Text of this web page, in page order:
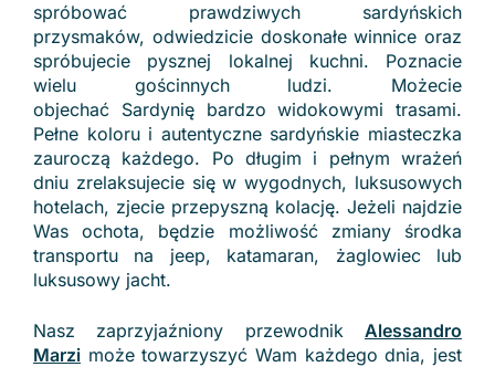
spróbować prawdziwych sardyńskich
przysmaków, odwiedzicie doskonałe winnice oraz
spróbujecie pysznej lokalnej kuchni. Poznacie
wielu gościnnych ludzi. Możecie
objechać Sardynię bardzo widokowymi trasami.
Pełne koloru i autentyczne sardyńskie miasteczka
zauroczą każdego. Po długim i pełnym wrażeń
dniu zrelaksujecie się w wygodnych, luksusowych
hotelach, zjecie przepyszną kolację. Jeżeli najdzie
Was ochota, będzie możliwość zmiany środka
transportu na jeep, katamaran, żaglowiec lub
luksusowy jacht.
Nasz zaprzyjaźniony przewodnik Alessandro
Marzi może towarzyszyć Wam każdego dnia, jest